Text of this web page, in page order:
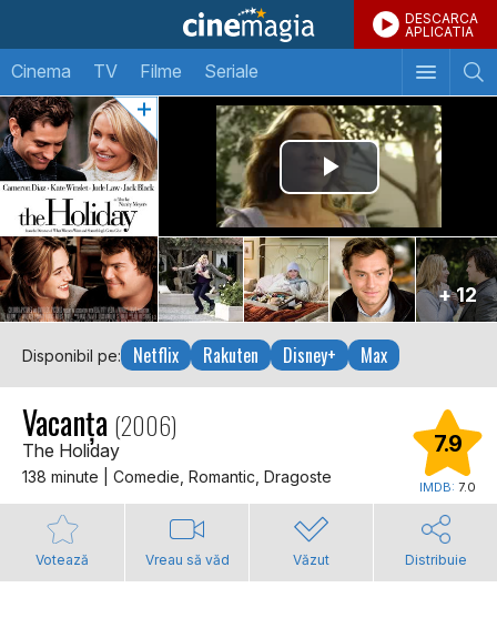
DESCARCA
APLICATIA
Cinema TV Filme Seriale
+ 12
Disponibil pe: Netflix Rakuten Disney+ Max
Vacanța (2006)
The Holiday
138 minute | Comedie, Romantic, Dragoste
7.9
IMDB: 7.0
Votează Vreau să văd Văzut Distribuie